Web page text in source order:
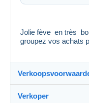
Jolie fève en très
groupez vos achats
Verkoper